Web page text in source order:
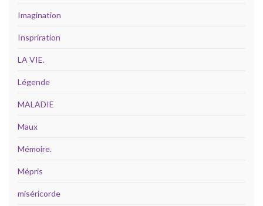
Imagination
Inspriration
LA VIE.
Légende
MALADIE
Maux
Mémoire.
Mépris
miséricorde